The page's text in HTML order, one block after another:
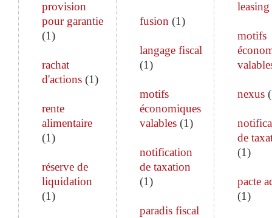
provision
pour garantie
(1)
rachat
d'actions (1)
rente
alimentaire
(1)
réserve de
liquidation
(1)
fusion (1)
langage fiscal
(1)
motifs
économiques
valables(1)
notification
de taxation
(1)
paradis fiscal
leasing
motifs
nexus(
de
(1)
pacte
(1)